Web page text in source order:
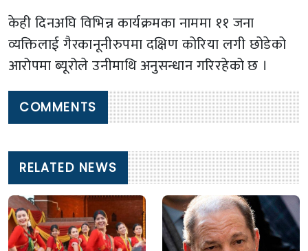
केही दिनअघि विभिन्न कार्यक्रमका नाममा ११ जना
व्यक्तिलाई गैरकानूनीरुपमा दक्षिण कोरिया लगी छोडेको
आरोपमा ब्यूरोले उनीमाथि अनुसन्धान गरिरहेको छ ।
COMMENTS
RELATED NEWS